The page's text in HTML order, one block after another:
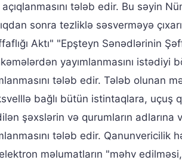
tələb edir. Bu səyin
sonra tezliklə səsverməyə
Aktı" "Epşteyn Sənədlərinin
yayımlanmasını
tələb edir. Tələb olunan
bağlı bütün istintaqlara, uçuş
şəxslərin və qurumların adlarına
tələb edir. Qanunvericilik
məlumatların "məhv